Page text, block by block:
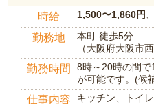
時給 1,500〜1,860円
勤務地
本町 徒歩5分
（大阪府大阪市
勤務時間
8時～20時の間で
が可能です。(候
仕事内容
キッチン、トイ